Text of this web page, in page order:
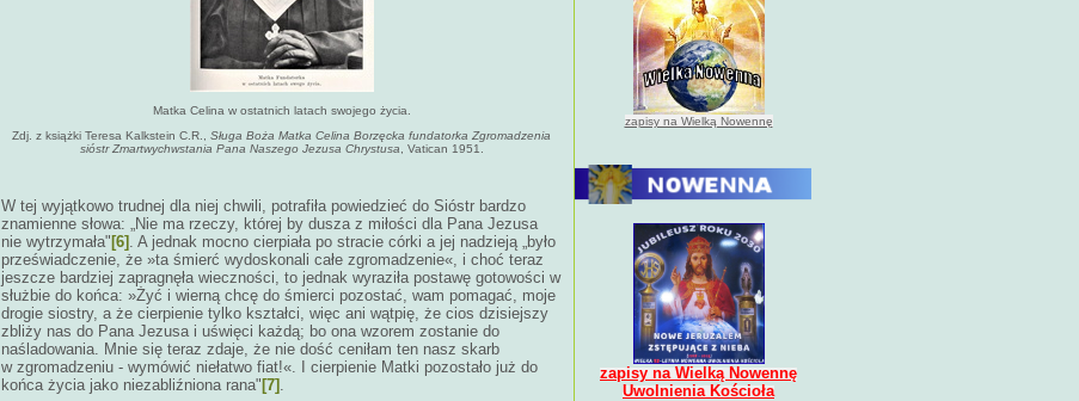
Matka Celina w ostatnich latach swojego życia.
Zdj. z książki Teresa Kalkstein C.R., Sługa Boża Matka Celina Borzęcka fundatorka Zgromadzenia
sióstr Zmartwychwstania Pana Naszego Jezusa Chrystusa , Vatican 1951.
W tej wyjątkowo trudnej dla niej chwili, potrafiła powiedzieć do Sióstr bardzo
znamienne słowa: „Nie ma rzeczy, której by dusza z miłości dla Pana Jezusa
nie wytrzymała" [6] . A jednak mocno cierpiała po stracie córki a jej nadzieją „było
przeświadczenie, że »ta śmierć wydoskonali całe zgromadzenie«, i choć teraz
jeszcze bardziej zapragnęła wieczności, to jednak wyraziła postawę gotowości w
służbie do końca: »Żyć i wierną chcę do śmierci pozostać, wam pomagać, moje
drogie siostry, a że cierpienie tylko kształci, więc ani wątpię, że cios dzisiejszy
zbliży nas do Pana Jezusa i uświęci każdą; bo ona wzorem zostanie do
naśladowania. Mnie się teraz zdaje, że nie dość ceniłam ten nasz skarb
w zgromadzeniu - wymówić niełatwo fiat!«. I cierpienie Matki pozostało już do
końca życia jako niezabliźniona rana" [7] .
zapisy na Wielką Nowennę
zapisy na Wielką Nowennę
Uwolnienia Kościoła